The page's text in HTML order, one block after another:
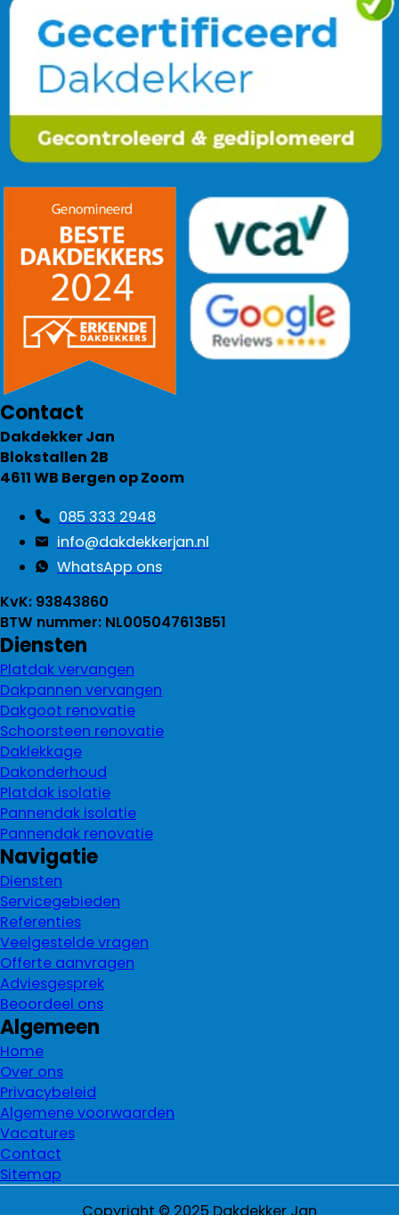
Contact
Dakdekker Jan
Blokstallen 2B
4611 WB Bergen op Zoom
085 333 2948
info@dakdekkerjan.nl
WhatsApp ons
KvK: 93843860
BTW nummer: NL005047613B51
Diensten
Platdak vervangen
Dakpannen vervangen
Dakgoot renovatie
Schoorsteen renovatie
Daklekkage
Dakonderhoud
Platdak isolatie
Pannendak isolatie
Pannendak renovatie
Navigatie
Diensten
Servicegebieden
Referenties
Veelgestelde vragen
Offerte aanvragen
Adviesgesprek
Beoordeel ons
Algemeen
Home
Over ons
Privacybeleid
Algemene voorwaarden
Vacatures
Contact
Sitemap
Copyright © 2025 Dakdekker Jan